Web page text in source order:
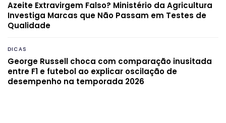
Azeite Extravirgem Falso? Ministério da Agricultura
Investiga Marcas que Não Passam em Testes de
Qualidade
DICAS
George Russell choca com comparação inusitada
entre F1 e futebol ao explicar oscilação de
desempenho na temporada 2026